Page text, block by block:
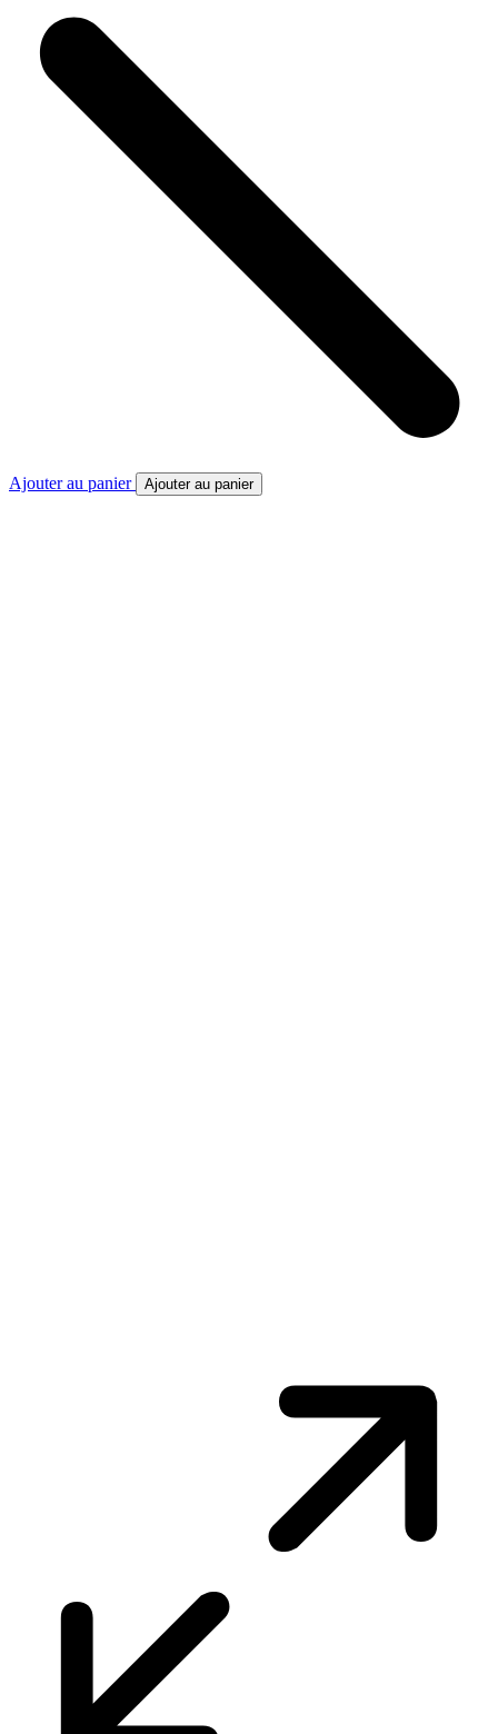
Ajouter au panier Ajouter au panier